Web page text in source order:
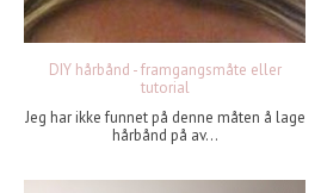
DIY hårbånd - framgangsmåte eller
tutorial
Jeg har ikke funnet på denne måten å lage
hårbånd på av...